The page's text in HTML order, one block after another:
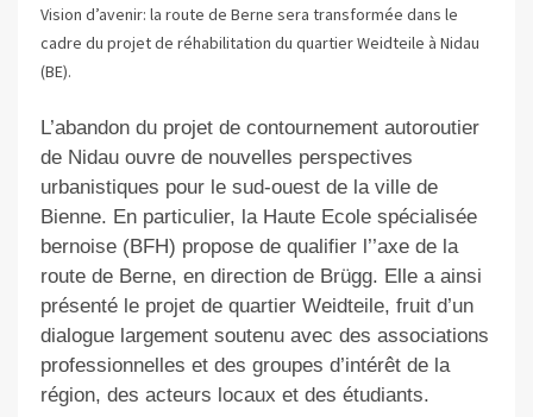
Vision d’avenir: la route de Berne sera transformée dans le
cadre du projet de réhabilitation du quartier Weidteile à Nidau
(BE).
L’abandon du projet de contournement autoroutier
de Nidau ouvre de nouvelles perspectives
urbanistiques pour le sud-ouest de la ville de
Bienne. En particulier, la Haute Ecole spécialisée
bernoise (BFH) propose de qualifier l’’axe de la
route de Berne, en direction de Brügg. Elle a ainsi
présenté le projet de quartier Weidteile, fruit d’un
dialogue largement soutenu avec des associations
professionnelles et des groupes d’intérêt de la
région, des acteurs locaux et des étudiants.